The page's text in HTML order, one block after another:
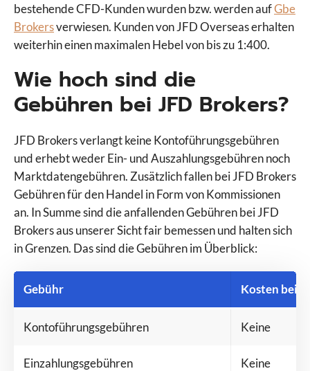
bestehende CFD-Kunden wurden bzw. werden aufGbe
Brokersverwiesen. Kunden von JFD Overseas erhalten
weiterhin einen maximalen Hebel von bis zu 1:400.
Wie hoch sind die
Gebühren bei JFD Brokers?
JFD Brokers verlangt keine Kontoführungsgebühren
und erhebt weder Ein- und Auszahlungsgebühren noch
Marktdatengebühren. Zusätzlich fallen bei JFD Brokers
Gebühren für den Handel in Form von Kommissionen
an. In Summe sind die anfallenden Gebühren bei JFD
Brokers aus unserer Sicht fair bemessen und halten sich
in Grenzen. Das sind die Gebühren im Überblick:
Gebühr Kosten bei
Kontoführungsgebühren Keine
Einzahlungsgebühren Keine